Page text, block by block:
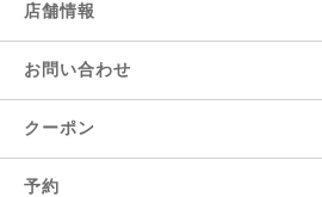
店舗情報
お問い合わせ
クーポン
予約